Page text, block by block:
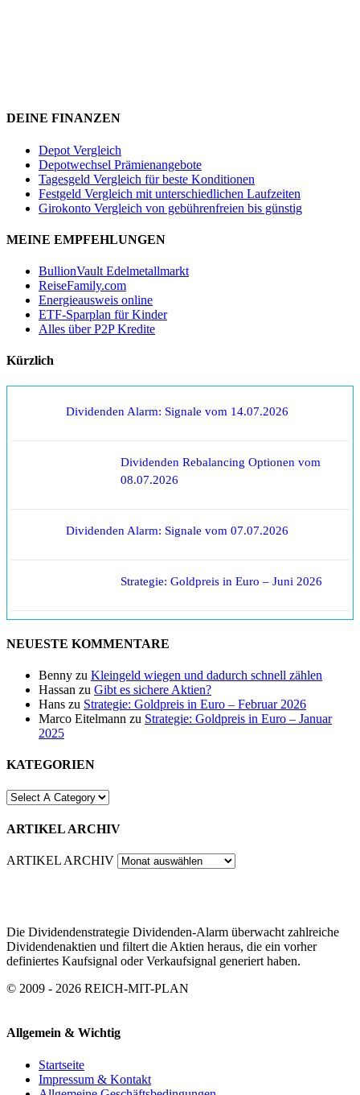
DEINE FINANZEN
Depot Vergleich
Depotwechsel Prämienangebote
Tagesgeld Vergleich für beste Konditionen
Festgeld Vergleich mit unterschiedlichen Laufzeiten
Girokonto Vergleich von gebührenfreien bis günstig
MEINE EMPFEHLUNGEN
BullionVault Edelmetallmarkt
ReiseFamily.com
Energieausweis online
ETF-Sparplan für Kinder
Alles über P2P Kredite
Kürzlich
Dividenden Alarm: Signale vom 14.07.2026
Dividenden Rebalancing Optionen vom
08.07.2026
Dividenden Alarm: Signale vom 07.07.2026
Strategie: Goldpreis in Euro – Juni 2026
NEUESTE KOMMENTARE
Benny zu Kleingeld wiegen und dadurch schnell zählen
Hassan zu Gibt es sichere Aktien?
Hans zu Strategie: Goldpreis in Euro – Februar 2026
Marco Eitelmann zu Strategie: Goldpreis in Euro – Januar
2025
KATEGORIEN
ARTIKEL ARCHIV
ARTIKEL ARCHIV
Die Dividendenstrategie Dividenden-Alarm überwacht zahlreiche
Dividendenaktien und filtert die Aktien heraus, die ein vorher
definiertes Kaufsignal oder Verkaufsignal generiert haben.
© 2009 - 2026 REICH-MIT-PLAN
Allgemein & Wichtig
Startseite
Impressum & Kontakt